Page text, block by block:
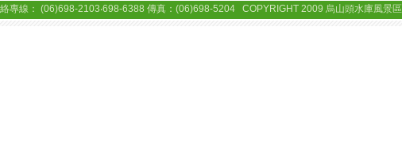
專線： (06)698-2103‧698-6388 傳真：(06)698-5204 COPYRIGHT 2009 烏山頭水庫風景區